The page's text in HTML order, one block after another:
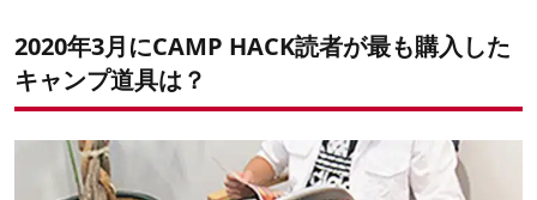
4位：LACITA エナーボックス
3位：ツノカワファーム メスキットパン
2位：スノーピーク ミニッツドーム pro.air1
2020年3月にCAMP HACK読者が最も購入した
キャンプ道具は？